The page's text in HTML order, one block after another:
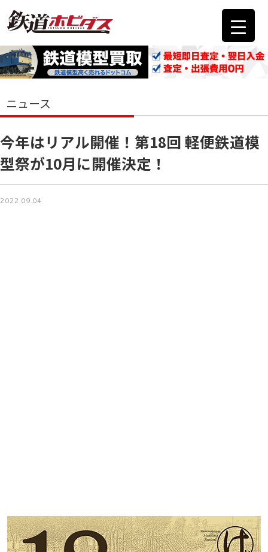
ニュース
今年はリアル開催！第18回 軽便鉄道模
型祭が10月に開催決定！
2022.09.04